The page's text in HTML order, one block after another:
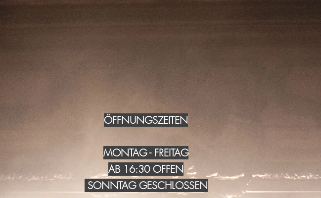
werden
und es erneut versuchen.
ÖFFNUNGSZEITEN
MONTAG - FREITAG
AB 16:30 OFFEN
SONNTAG GESCHLOSSEN